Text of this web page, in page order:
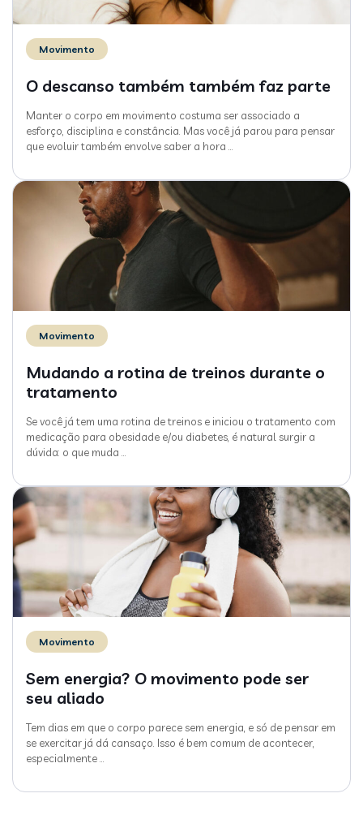
Movimento
O descanso também também faz parte
Manter o corpo em movimento costuma ser associado a
esforço, disciplina e constância. Mas você já parou para pensar
que evoluir também envolve saber a hora
Movimento
Mudando a rotina de treinos durante o
tratamento
Se você já tem uma rotina de treinos e iniciou o tratamento com
medicação para obesidade e/ou diabetes, é natural surgir a
dúvida: o que muda
Movimento
Sem energia? O movimento pode ser
seu aliado
Tem dias em que o corpo parece sem energia, e só de pensar em
se exercitar já dá cansaço. Isso é bem comum de acontecer,
especialmente